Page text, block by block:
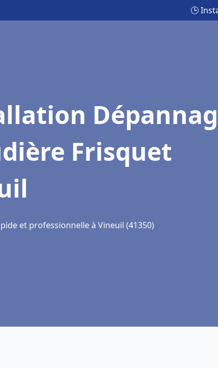
🕒
Frisquet
et professionnelle à Vineuil (41350)